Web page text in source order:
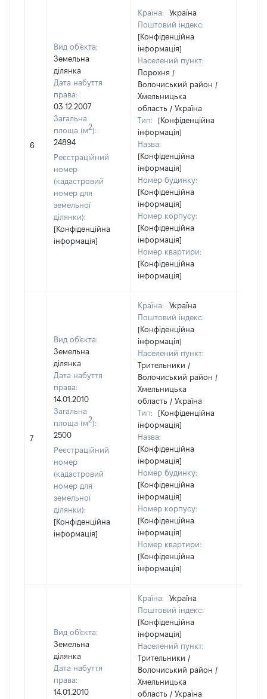
6
Вид об'єкта:
Земельна
ділянка
Дата набуття
права:
03.12.2007
Загальна
площа (м2):
24894
Реєстраційний
номер
(кадастровий
номер для
земельної
ділянки):
[Конфіденційна
інформація]
Країна:
Україна
Поштовий індекс:
[Конфіденційна
інформація]
Населений пункт:
Порохня /
Волочиський район /
Хмельницька
область / Україна
Тип:
[Конфіденційна
інформація]
Назва:
[Конфіденційна
інформація]
Номер будинку:
[Конфіденційна
інформація]
Номер корпусу:
[Конфіденційна
інформація]
Номер квартири:
[Конфіденційна
інформація]
7
Вид об'єкта:
Земельна
ділянка
Дата набуття
права:
14.01.2010
Загальна
площа (м2):
2500
Реєстраційний
номер
(кадастровий
номер для
земельної
ділянки):
[Конфіденційна
інформація]
Країна:
Україна
Поштовий індекс:
[Конфіденційна
інформація]
Населений пункт:
Трительники /
Волочиський район /
Хмельницька
область / Україна
Тип:
[Конфіденційна
інформація]
Назва:
[Конфіденційна
інформація]
Номер будинку:
[Конфіденційна
інформація]
Номер корпусу:
[Конфіденційна
інформація]
Номер квартири:
[Конфіденційна
інформація]
Вид об'єкта:
Земельна
ділянка
Дата набуття
права:
14.01.2010
Країна:
Україна
Поштовий індекс:
[Конфіденційна
інформація]
Населений пункт:
Трительники /
Волочиський район /
Хмельницька
область / Україна